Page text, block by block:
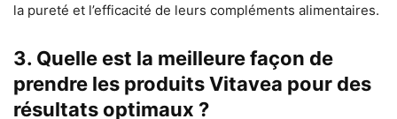
la pureté et l’efficacité de leurs compléments alimentaires.
3. Quelle est la meilleure façon de
prendre les produits Vitavea pour des
résultats optimaux ?